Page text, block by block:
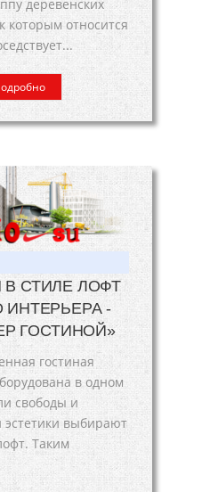
деревенских
которым относится
В СТИЛЕ ЛОФТ
ИНТЕРЬЕРА -
ГОСТИНОЙ»
гостиная
в одном
свободы и
выбирают
Таким